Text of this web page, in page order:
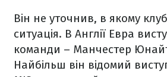
Він не уточнив, в якому
ситуація. В Англії Евра
команди – Манчестер
Найбільш він відомий